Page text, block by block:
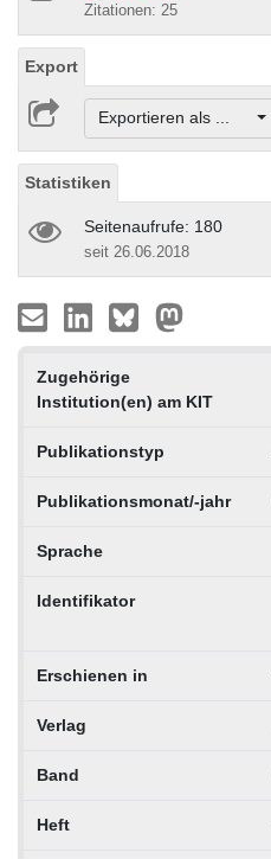
Zitationen: 25
Export
Exportieren als ...
Statistiken
Seitenaufrufe: 180
seit 26.06.2018
Zugehörige
Institution(en) am KIT
Publikationstyp
Publikationsmonat/-jahr
Sprache
Identifikator
Erschienen in
Verlag
Band
Heft